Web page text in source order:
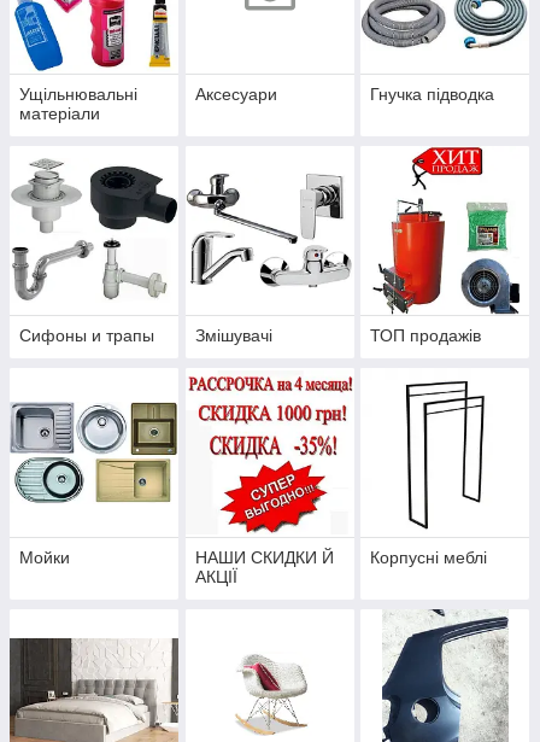
Ущільнювальні
матеріали
Аксесуари Гнучка підводка
Сифоны и трапы Змішувачі ТОП продажів
Мойки
НАШИ СКИДКИ Й
АКЦІЇ
Корпусні меблі